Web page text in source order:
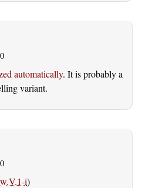
automatically. It is probably a
variant.
i)